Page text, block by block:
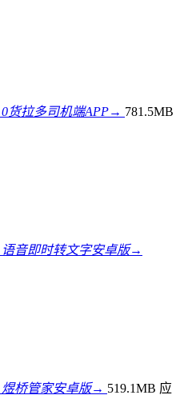
0货拉多司机端APP→ 781.5MB
语音即时转文字安卓版→
煜桥管家安卓版→ 519.1MB 应